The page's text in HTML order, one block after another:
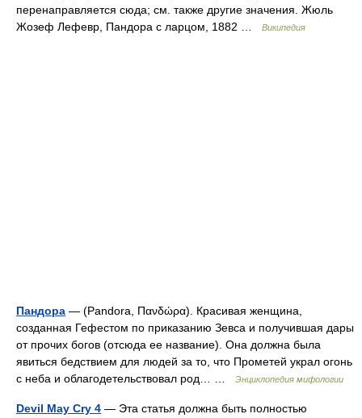
перенаправляется сюда; см. также другие значения. Жюль
Жозеф Лефевр, Пандора с ларцом, 1882 …
Википедия
Пандора — (Pandora, Πανδώρα). Красивая женщина,
созданная Гефестом по приказанию Зевса и получившая дары
от прочих богов (отсюда ее название). Она должна была
явиться бедствием для людей за то, что Прометей украл огонь
с неба и облагодетельствовал род… …
Энциклопедия мифологии
Devil May Cry 4 — Эта статья должна быть полностью